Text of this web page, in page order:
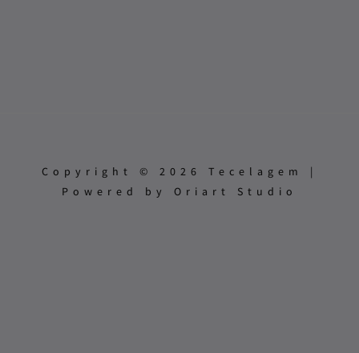
Copyright © 2026 Tecelagem |
Powered by Oriart Studio